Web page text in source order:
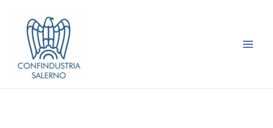
contenuto
articoli